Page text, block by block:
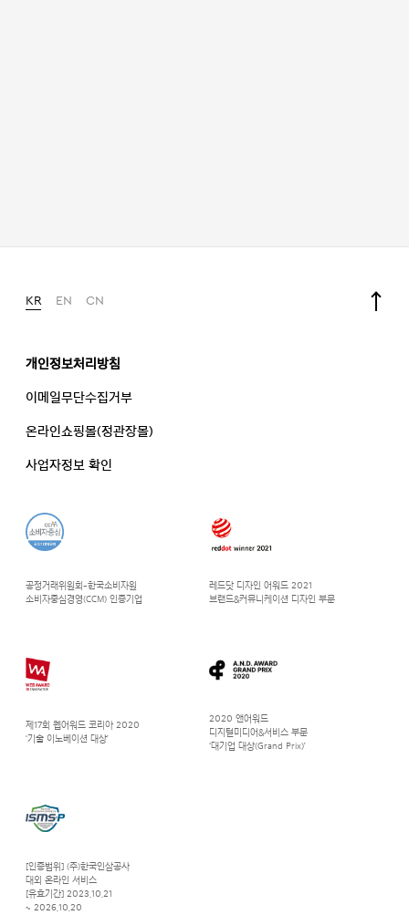
KR EN CN
공정거래위원회-한국소비자원
소비자중심경영(CCM) 인증기업
레드닷 디자인 어워드 2021
브랜드&커뮤니케이션 디자인 부문
제17회 웹어워드 코리아 2020
‘기술 이노베이션 대상’
2020 앤어워드
디지털미디어&서비스 부문
‘대기업 대상(Grand Prix)’
[인증범위] (주)한국인삼공사
대외 온라인 서비스
[유효기간] 2023.10.21
~ 2026.10.20
개인정보처리방침
이메일무단수집거부
온라인쇼핑몰(정관장몰)
사업자정보 확인